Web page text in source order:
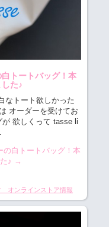
トートバッグ！本
た♪
なトート欲しかった
オーダーを受けてお
が 欲しくって tasse li
の白トートバッグ！本
♪ →
オンラインストア情報